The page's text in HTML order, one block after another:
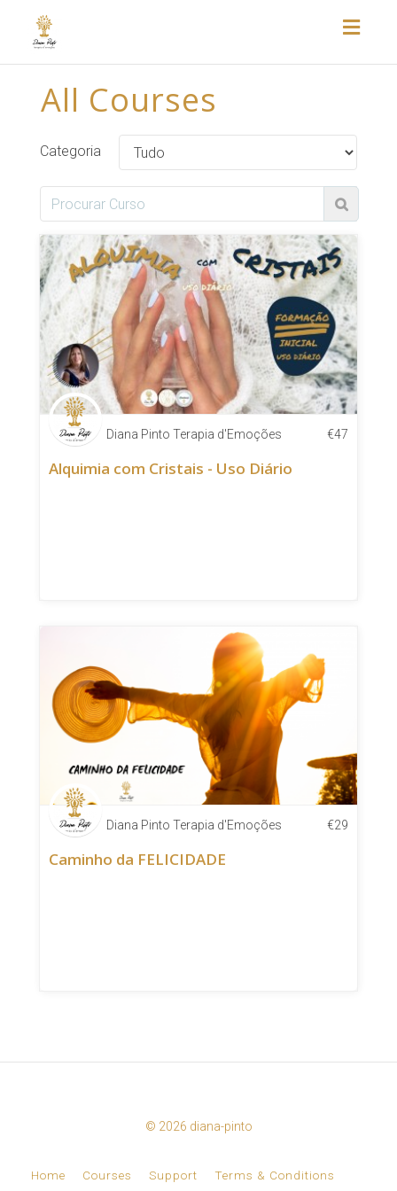
All Courses
Categoria
Diana Pinto Terapia d'Emoções €47
Alquimia com Cristais - Uso Diário
Diana Pinto Terapia d'Emoções €29
Caminho da FELICIDADE
© 2026 diana-pinto
Home Courses Support Terms & Conditions